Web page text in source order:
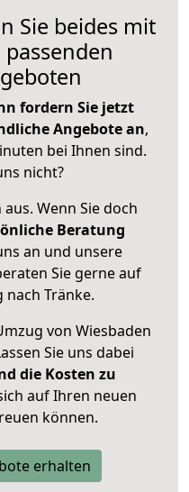
Sie beides mit
fordern Sie jetzt
Angebote an,
bei Ihnen sind.
nicht?
Wenn Sie doch
Beratung
an und unsere
Sie gerne auf
nach Tränke.
von Wiesbaden
Sie uns dabei
die Kosten zu
auf Ihren neuen
können.
erhalten